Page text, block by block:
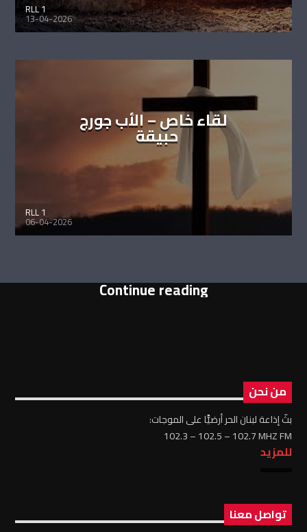
RLL 1
13-04-2026
لقاء خاص – الأب جورج
حبيقة
RLL 1
06-04-2026
Continue reading
من نحن
بثّ إذاعة لبنان الحر أرضيًّا على الموجات:
102.3 – 102.5 – 102.7 MHZ FM
للمزيد
تواصل معنا